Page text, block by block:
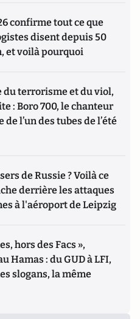
confirme tout ce que
disent depuis 50
et voilà pourquoi
du terrorisme et du viol,
: Boro 700, le chanteur
de l’un des tubes de l’été
de Russie ? Voilà ce
derrière les attaques
à l'aéroport de Leipzig
hors des Facs »,
Hamas : du GUD à LFI,
slogans, la même